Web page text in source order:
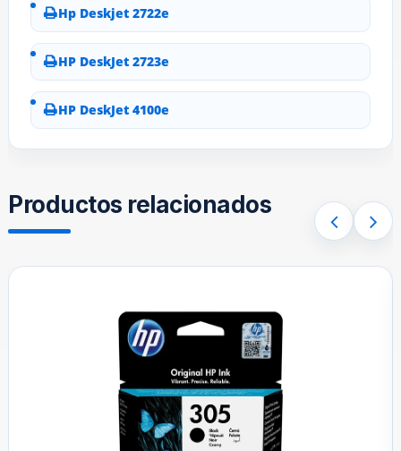
Hp Deskjet 2722e
HP DeskJet 2723e
HP DeskJet 4100e
Productos relacionados